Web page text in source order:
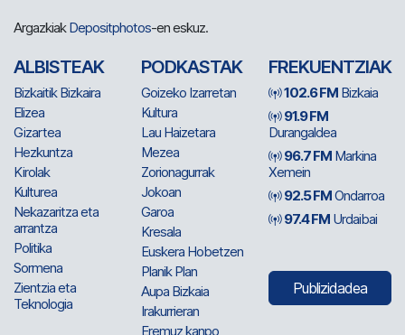
ArgazkiakDepositphotos-en eskuz.
ALBISTEAK
Bizkaitik Bizkaira
Elizea
Gizartea
Hezkuntza
Kirolak
Kulturea
Nekazaritza eta
arrantza
Politika
Sormena
Zientzia eta
Teknologia
PODKASTAK
Goizeko Izarretan
Kultura
Lau Haizetara
Mezea
Zorionagurrak
Jokoan
Garoa
Kresala
Euskera Hobetzen
Planik Plan
Aupa Bizkaia
Irakurrieran
Eremuz kanpo
FREKUENTZIAK
102.6 FM Bizkaia
91.9 FM
Durangaldea
96.7 FM Markina
Xemein
92.5 FMOndarroa
97.4 FM Urdaibai
Publizidadea